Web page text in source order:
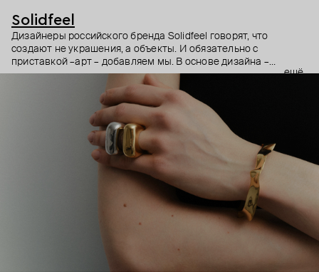
Solidfeel
Дизайнеры российского бренда Solidfeel говорят, что
создают не украшения, а объекты. И обязательно с
приставкой –арт – добавляем мы. В основе дизайна –
абстрактные формы, вдохновленные работами
современных скульпторов и художников. Это украшения для
тех, кто уже нашел свой стиль, кто не спешит за трендами. И
выбирает классику настолько же вневременную и
основательную, что и те самые современные скульптуры.
Все коллекции бренда выпускаются ограниченным тиражом.
ещё